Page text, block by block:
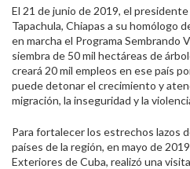
El 21 de junio de 2019, el
Tapachula, Chiapas a su homólogo
en marcha el Programa Sembrando
siembra de 50 mil hectáreas de
creará 20 mil empleos en ese país
puede detonar el crecimiento y
migración, la inseguridad y la
Para fortalecer los estrechos lazos
países de la región, en mayo de
Exteriores de Cuba, realizó una